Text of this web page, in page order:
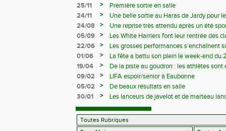
25/11
>
Première sortie en salle
24/11
>
Une belle sortie au Haras de Jardy pour
24/08
>
Une reprise très attendu après un été
05/09
>
Les White Harriers font leur rentrée des
22/06
>
Les grosses performances s’enchaînent
01/06
>
La fête a battu son plein le week-end du
19/04
>
De la piste au goudron : les athlètes sont
09/02
>
LIFA espoir/senior à Eaubonne
05/02
>
De beaux résultats en salle
30/01
> Les lanceurs de javelot et de marteau